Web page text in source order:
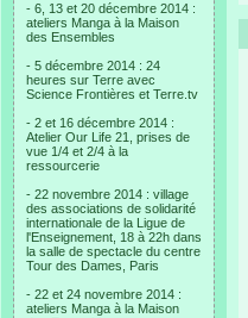
- 6, 13 et 20 décembre 2014 :
ateliers Manga à la Maison
des Ensembles
- 5 décembre 2014 : 24
heures sur Terre avec
Science Frontières et Terre.tv
- 2 et 16 décembre 2014 :
Atelier Our Life 21, prises de
vue 1/4 et 2/4 à la
ressourcerie
- 22 novembre 2014 : village
des associations de solidarité
internationale de la Ligue de
l'Enseignement, 18 à 22h dans
la salle de spectacle du centre
Tour des Dames, Paris
- 22 et 24 novembre 2014 :
ateliers Manga à la Maison